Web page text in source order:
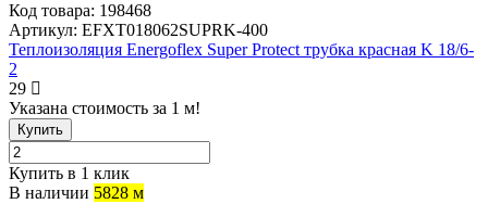
Код товара: 198468
Артикул: EFXT018062SUPRK-400
Теплоизоляция Energoflex Super Protect трубка красная K 18/6-
2
29
Указана стоимость за 1 м!
Купить
Купить в 1 клик
В наличии 5828 м